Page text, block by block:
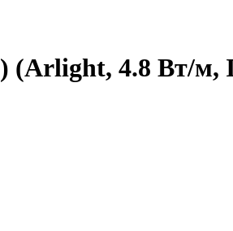
(Arlight, 4.8 Вт/м,